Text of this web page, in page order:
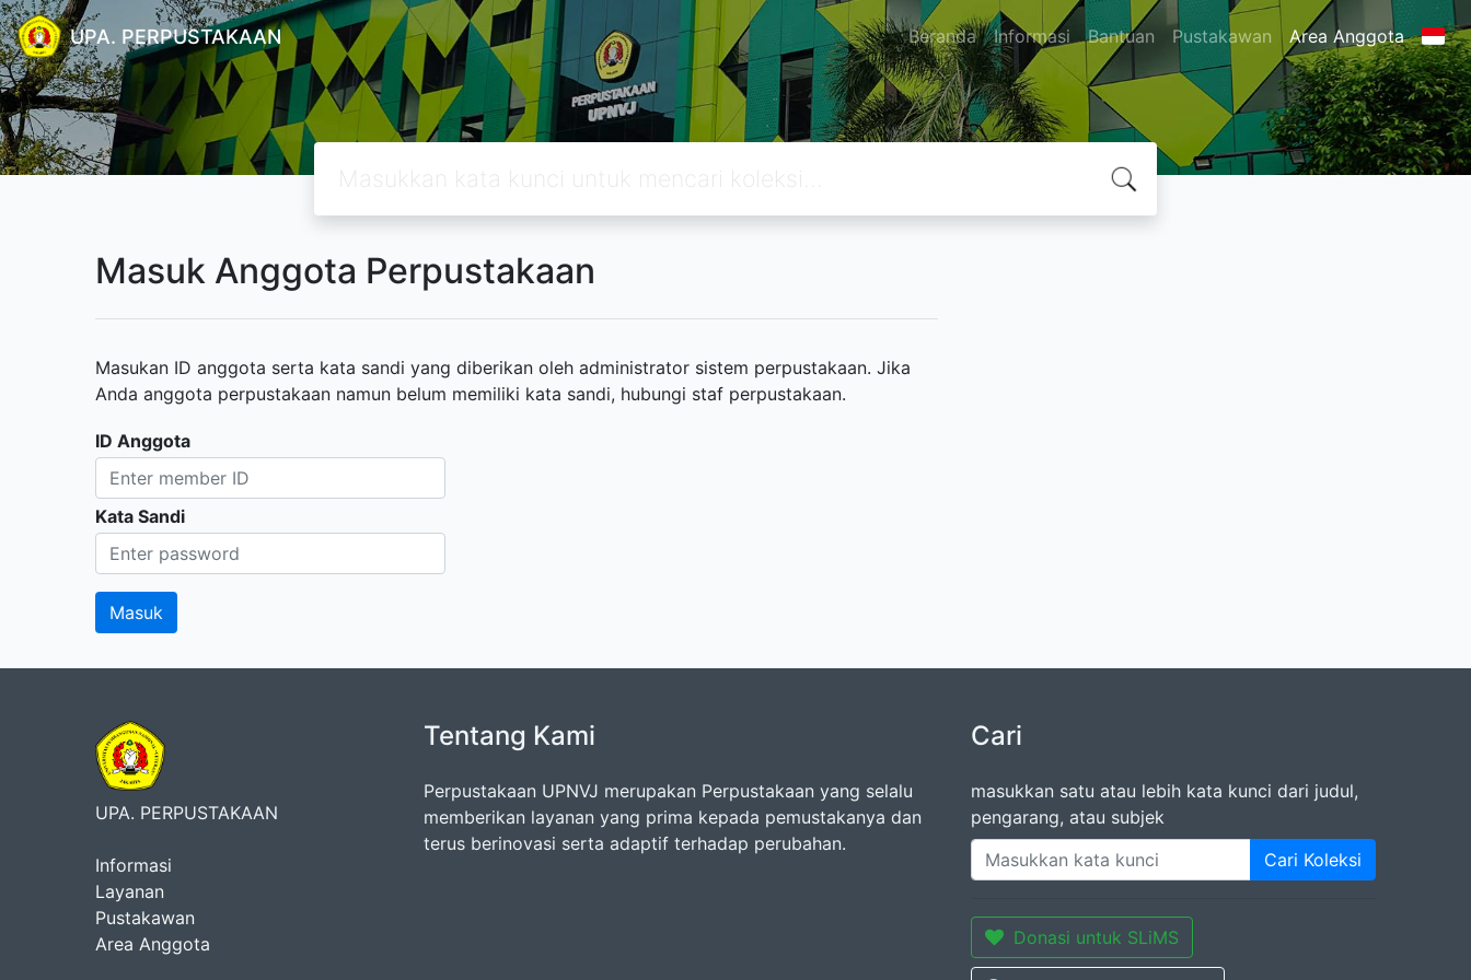
UPA. PERPUSTAKAAN Beranda Informasi Bantuan Pustakawan Area Anggota
Masuk Anggota Perpustakaan
Masukan ID anggota serta kata sandi yang diberikan oleh administrator sistem perpustakaan. Jika
Anda anggota perpustakaan namun belum memiliki kata sandi, hubungi staf perpustakaan.
ID Anggota
Kata Sandi
UPA. PERPUSTAKAAN
Informasi
Layanan
Pustakawan
Area Anggota
Tentang Kami
Perpustakaan UPNVJ merupakan Perpustakaan yang selalu
memberikan layanan yang prima kepada pemustakanya dan
terus berinovasi serta adaptif terhadap perubahan.
Cari
masukkan satu atau lebih kata kunci dari judul,
pengarang, atau subjek
Cari Koleksi
Donasi untuk SLiMS